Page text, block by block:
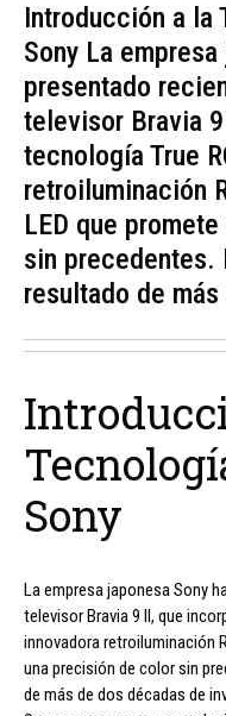
Introducción a la
Sony La
presentado
televisor Bravia
tecnología True
retroiluminación
LED que
sin precedentes.
resultado de
Sony
La empresa japonesa Sony
televisor Bravia 9 II, que
innovadora retroiluminación
una precisión de color sin
de más de dos décadas de